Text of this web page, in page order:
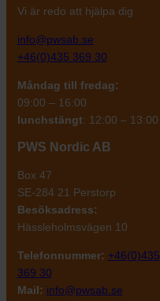
Vi är redo att hjälpa dig
info@pwsab.se
+46(0)435 369 30
Måndag till fredag:
09:00 – 16:00
lunchstängt: 12:00 – 13:00
PWS Nordic AB
Box 47
SE-284 21 Perstorp
Besöksadress:
Hässleholmsvägen 10
Telefonnummer: +46(0)435
369 30
Mail: info@pwsab.se